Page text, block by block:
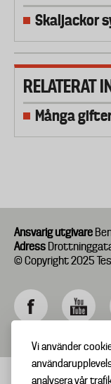
Vi använder
analysera vår
Skaljackor
RELATERAT
Många
Ansvarig utgivare
Adress
© Copyright 2025